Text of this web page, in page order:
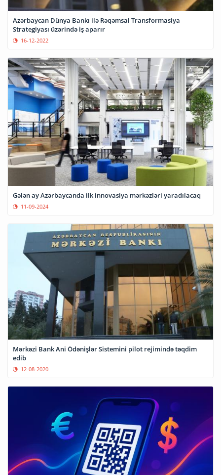
Azərbaycan Dünya Bankı ilə Rəqəmsal Transformasiya
Strategiyası üzərində iş aparır
16-12-2022
Gələn ay Azərbaycanda ilk innovasiya mərkəzləri yaradılacaq
11-09-2024
Mərkəzi Bank Ani Ödənişlər Sistemini pilot rejimində təqdim
edib
12-08-2020